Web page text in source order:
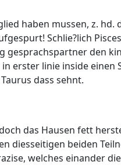
haben mussen, z. hd.
Schlie?lich
gesprachspartner den
erster linie inside
dass sehnt.
das Hausen fett
diesseitigen beiden
welches einander